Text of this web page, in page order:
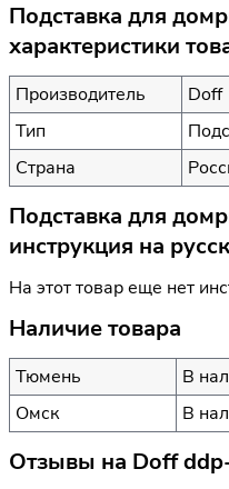
Подставка для
характеристики
Производитель
Doff
Тип
Страна
Подставка для
инструкция на
На этот товар еще нет
Наличие товара
Тюмень
В
Омск
В
Отзывы на Doff